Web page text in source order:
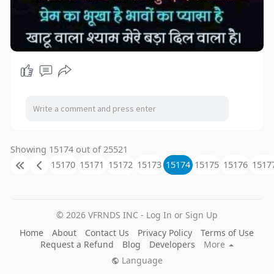
Showing 15174 out of 25521
15170 15171 15172 15173 15174 15175 15176
© 2026 VFRNDS INC - Log In or Sign Up
Home
About Contact Us Privacy Policy
Terms of Use
Request a Refund
Blog Developers
More
Language